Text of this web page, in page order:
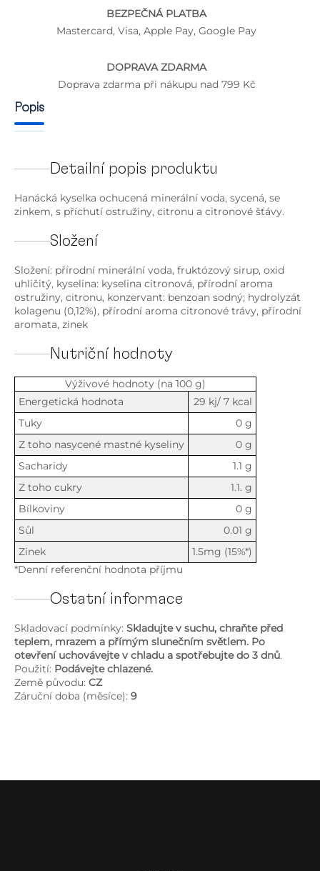
BEZPEČNÁ PLATBA
Mastercard, Visa, Apple Pay, Google Pay
DOPRAVA ZDARMA
Doprava zdarma při nákupu nad 799 Kč
Popis
Detailní popis produktu
Hanácká kyselka ochucená minerální voda, sycená, se
zinkem, s příchutí ostružiny, citronu a citronové šťávy.
Složení
Složení: přírodní minerální voda, fruktózový sirup, oxid
uhličitý, kyselina: kyselina citronová, přírodní aroma
ostružiny, citronu, konzervant: benzoan sodný; hydrolyzát
kolagenu (0,12%), přírodní aroma citronové trávy, přírodní
aromata, zinek
Nutriční hodnoty
Výživové hodnoty (na 100 g)
Energetická hodnota
29 kj/ 7 kcal
Tuky
0 g
Z toho nasycené mastné kyseliny
0 g
Sacharidy
1.1 g
Z toho cukry
1.1. g
Bílkoviny
0 g
Sůl
0.01 g
Zinek
1.5mg (15%*)
*Denní referenční hodnota příjmu
Ostatní informace
Skladovací podmínky: Skladujte v suchu, chraňte před
teplem, mrazem a přímým slunečním světlem. Po
otevření uchovávejte v chladu a spotřebujte do 3 dnů.
Použití: Podávejte chlazené.
Země původu: CZ
Záruční doba (měsíce): 9